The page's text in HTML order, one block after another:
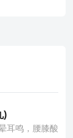
)
耳鸣，腰膝酸